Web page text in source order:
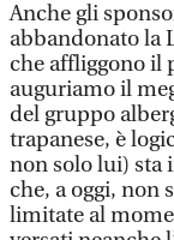
Anche gli
abbandonato la
che affliggono il
auguriamo il
del gruppo
trapanese, è
non solo lui) sta
che, a oggi, non
limitate al